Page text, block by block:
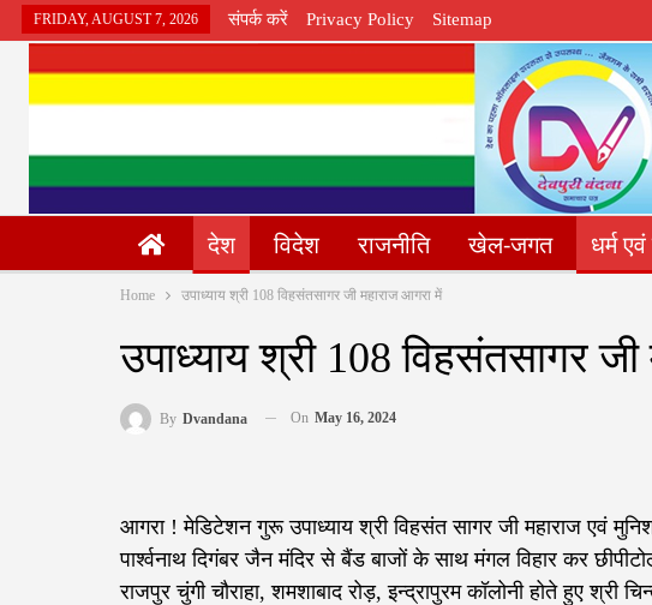
FRIDAY, AUGUST 7, 2026 संपर्क करें Privacy Policy Sitemap
देश विदेश राजनीति खेल-जगत धर्म
Home उपाध्याय श्री 108 विहसंतसागर जी महाराज आगरा में
उपाध्याय श्री 108 विहसंतसागर
By Dvandana On May 16, 2024
आगरा ! मेडिटेशन गुरू उपाध्याय श्री विहसंत सागर जी महाराज एवं
पार्श्वनाथ दिगंबर जैन मंदिर से बैंड बाजों के साथ मंगल विहार कर
राजपुर चुंगी चौराहा, शमशाबाद रोड़, इन्द्रापुरम कॉलोनी होते हुए श्री